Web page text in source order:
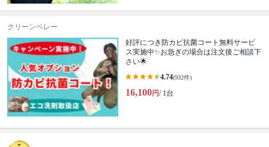
クリーンベレー
好評につき防カビ抗菌コート無料サービ
ス実施中✨お急ぎの場合は注文後ご相談下
さい🌟
4.74(932件)
16,100円/ 1台